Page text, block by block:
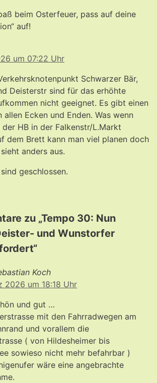
beim Osterfeuer, pass auf deine
auf!
um 07:22 Uhr
Schwarzer Bär,
Deisterstr sind für das erhöhte
nicht geeignet. Es gibt einen
allen Ecken und Enden. Was wenn
HB in der Falkenstr/L.Markt
dem Brett kann man viel planen doch
anders aus.
geschlossen.
zu „Tempo 30: Nun
und Wunstorfer
Koch
2026 um 18:18 Uhr
und gut …
mit den Fahrradwegen am
und vorallem die
( von Hildesheimer bis
sowieso nicht mehr befahrbar )
wäre eine angebrachte